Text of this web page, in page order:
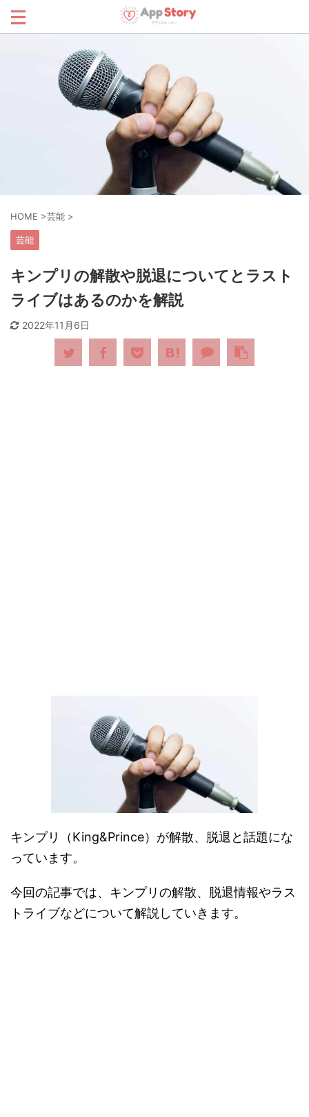
HOME >芸能 >
芸能
キンプリの解散や脱退についてとラスト
ライブはあるのかを解説
2022年11月6日
キンプリ（King&Prince）が解散、脱退と話題にな
っています。
今回の記事では、キンプリの解散、脱退情報やラス
トライブなどについて解説していきます。